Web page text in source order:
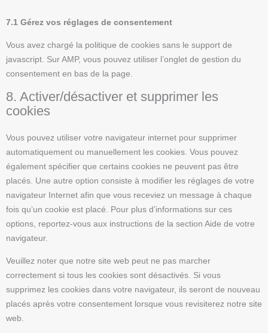
7.1 Gérez vos réglages de consentement
Vous avez chargé la politique de cookies sans le support de
javascript. Sur AMP, vous pouvez utiliser l’onglet de gestion du
consentement en bas de la page.
8. Activer/désactiver et supprimer les
cookies
Vous pouvez utiliser votre navigateur internet pour supprimer
automatiquement ou manuellement les cookies. Vous pouvez
également spécifier que certains cookies ne peuvent pas être
placés. Une autre option consiste à modifier les réglages de votre
navigateur Internet afin que vous receviez un message à chaque
fois qu’un cookie est placé. Pour plus d’informations sur ces
options, reportez-vous aux instructions de la section Aide de votre
navigateur.
Veuillez noter que notre site web peut ne pas marcher
correctement si tous les cookies sont désactivés. Si vous
supprimez les cookies dans votre navigateur, ils seront de nouveau
placés après votre consentement lorsque vous revisiterez notre site
web.